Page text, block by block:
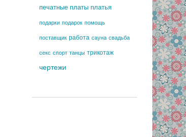
печатные платы платья
подарки подарок помощь
поставщик работа сауна свадьба
секс спорт танцы трикотаж
чертежи